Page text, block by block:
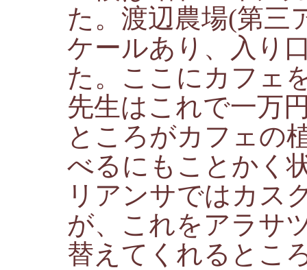
た。渡辺農場(第三
ケールあり、入り
た。ここにカフェ
先生はこれで一万
ところがカフェの
べるにもことかく
リアンサではカス
が、これをアラサ
替えてくれるとこ